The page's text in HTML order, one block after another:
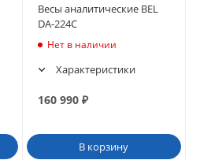
Весы аналитические BEL
DA-224C
Нет в наличии
Характеристики
160 990₽
В корзину